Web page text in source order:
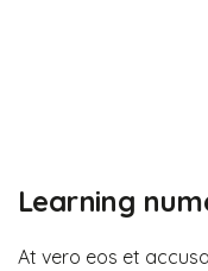
Learning
At vero eos et